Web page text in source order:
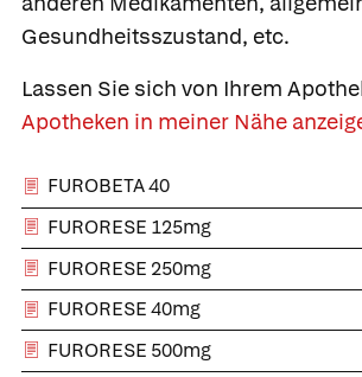
Gesundheitsszustand, etc.
Lassen Sie sich von Ihrem
Apotheken in meiner Nähe
FUROBETA 40
FURORESE 125mg
FURORESE 250mg
FURORESE 40mg
FURORESE 500mg